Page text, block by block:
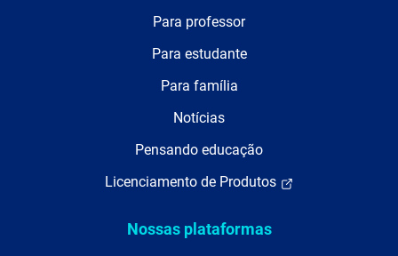
Para professor
Para estudante
Para família
Notícias
Pensando educação
Licenciamento de Produtos
Nossas plataformas